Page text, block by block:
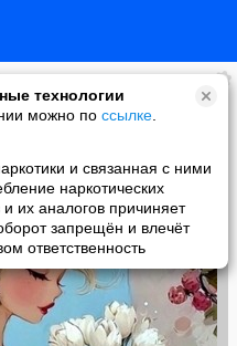
технологии
можно по ссылке
и связанная с ними
наркотических
их аналогов причиняет
запрещён и влечёт
ответственность